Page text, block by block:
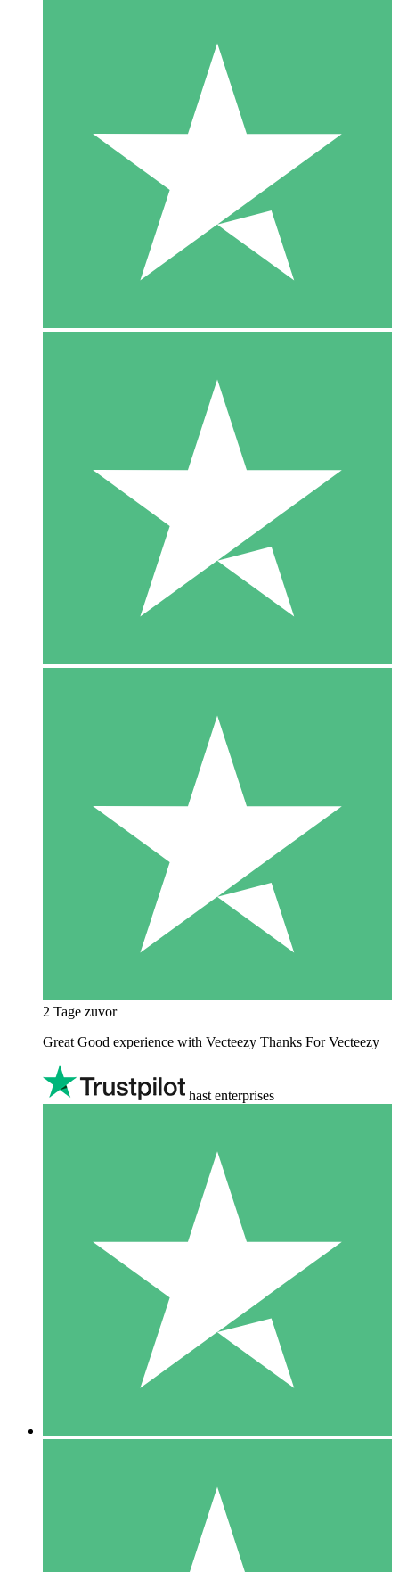
2 Tage zuvor
Great Good experience with Vecteezy Thanks For Vecteezy
hast enterprises